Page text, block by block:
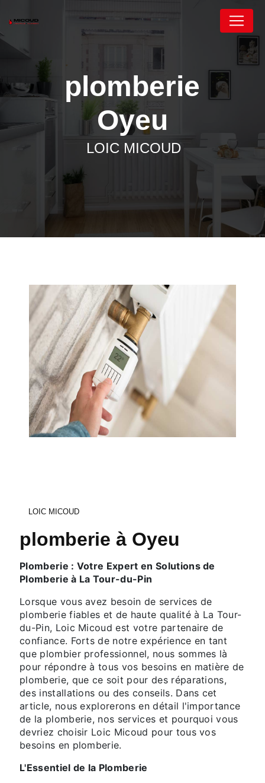
plomberie
Oyeu
LOIC MICOUD
LOIC MICOUD
plomberie à Oyeu
Plomberie : Votre Expert en Solutions de
Plomberie à La Tour-du-Pin
Lorsque vous avez besoin de services de
plomberie fiables et de haute qualité à La Tour-
du-Pin, Loic Micoud est votre partenaire de
confiance. Forts de notre expérience en tant
que plombier professionnel, nous sommes là
pour répondre à tous vos besoins en matière de
plomberie, que ce soit pour des réparations,
des installations ou des conseils. Dans cet
article, nous explorerons en détail l'importance
de la plomberie, nos services et pourquoi vous
devriez choisir Loic Micoud pour tous vos
besoins en plomberie.
L'Essentiel de la Plomberie